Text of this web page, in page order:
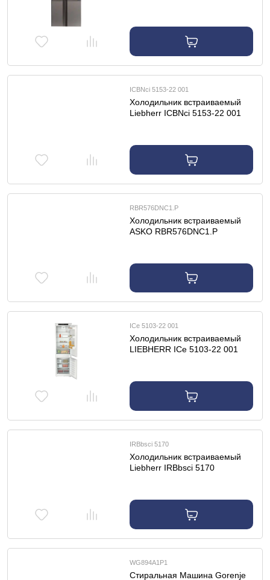
ICBNci 5153-22 001
Холодильник встраиваемый
Liebherr ICBNci 5153-22 001
RBR576DNC1.P
Холодильник встраиваемый
ASKO RBR576DNC1.P
ICe 5103-22 001
Холодильник встраиваемый
LIEBHERR ICe 5103-22 001
IRBbsci 5170
Холодильник встраиваемый
Liebherr IRBbsci 5170
WG894A1P1
Cтиральная Машина Gorenje